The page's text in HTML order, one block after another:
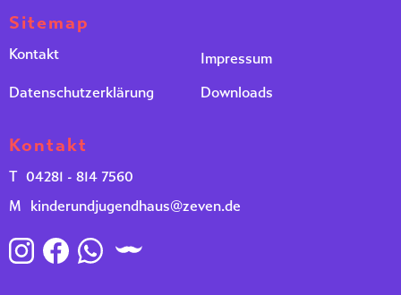
Sitemap
Kontakt
Impressum
Datenschutzerklärung
Downloads
Kontakt
T 04281 - 814 7560
M
kinderundjugendhaus@zeven.de